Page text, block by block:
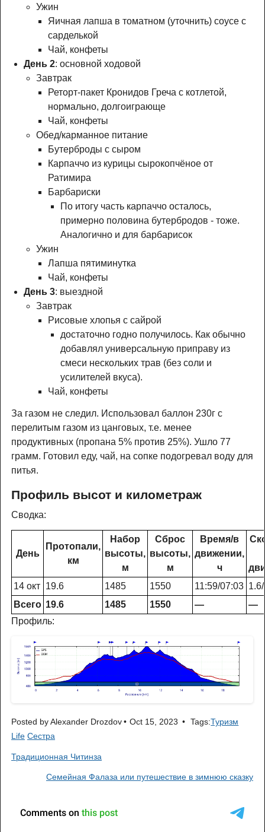
Ужин
Яичная лапша в томатном (уточнить) соусе с
сарделькой
Чай, конфеты
День 2: основной ходовой
Завтрак
Реторт-пакет Кронидов Греча с котлетой,
нормально, долгоиграюще
Чай, конфеты
Обед/карманное питание
Бутерброды с сыром
Карпаччо из курицы сырокопчёное от
Ратимира
Барбариски
По итогу часть карпаччо осталось,
примерно половина бутербродов - тоже.
Аналогично и для барбарисок
Ужин
Лапша пятиминутка
Чай, конфеты
День 3: выездной
Завтрак
Рисовые хлопья с сайрой
достаточно годно получилось. Как обычно
добавлял универсальную приправу из
смеси нескольких трав (без соли и
усилителей вкуса).
Чай, конфеты
За газом не следил. Использовал баллон 230г с
перелитым газом из цанговых, т.е. менее
продуктивных (пропана 5% против 25%). Ушло 77
грамм. Готовил еду, чай, на сопке подогревал воду для
питья.
Профиль высот и километраж
Сводка:
День
Протопали,
км
Набор
высоты,
м
Сброс
высоты,
м
Время/в
движении,
ч
14 окт 19.6 1485 1550 11:59/07:03
Всего 19.6 1485 1550 —
—
Профиль:
Posted by Alexander Drozdov Oct 15, 2023 Tags:Туризм
Life Сестра
Традиционная Читинза
Семейная Фалаза или путешествие в зимнюю сказку